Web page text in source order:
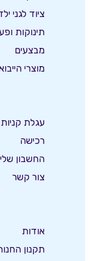
ציוד לגני
תינוקות
מבצעים
מוצרי
עגלת קניות
רכישה
החשבון שלי
צור קשר
אודות
תקנון